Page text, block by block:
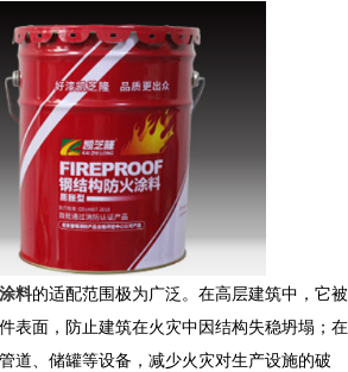
料的适配范围极为广泛。在高层建筑中，它被
表面，防止建筑在火灾中因结构失稳坍塌；在
道、储罐等设备，减少火灾对生产设施的破